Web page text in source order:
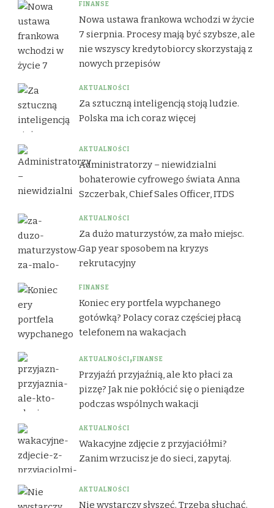
FINANSE
Nowa ustawa frankowa wchodzi w życie
7 sierpnia. Procesy mają być szybsze, ale
nie wszyscy kredytobiorcy skorzystają z
nowych przepisów
AKTUALNOŚCI
Za sztuczną inteligencją stoją ludzie.
Polska ma ich coraz więcej
AKTUALNOŚCI
Administratorzy – niewidzialni
bohaterowie cyfrowego świata Anna
Szczerbak, Chief Sales Officer, ITDS
AKTUALNOŚCI
Za dużo maturzystów, za mało miejsc.
Gap year sposobem na kryzys
rekrutacyjny
FINANSE
Koniec ery portfela wypchanego
gotówką? Polacy coraz częściej płacą
telefonem na wakacjach
AKTUALNOŚCI FINANSE
Przyjaźń przyjaźnią, ale kto płaci za
pizzę? Jak nie pokłócić się o pieniądze
podczas wspólnych wakacji
AKTUALNOŚCI
Wakacyjne zdjęcie z przyjaciółmi?
Zanim wrzucisz je do sieci, zapytaj.
AKTUALNOŚCI
Nie wystarczy słyszeć. Trzeba słuchać.